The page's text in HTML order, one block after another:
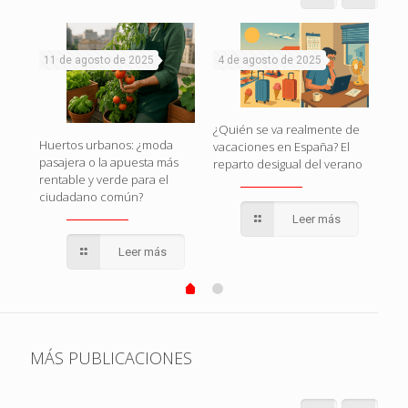
11 de agosto de 2025
Huertos urbanos: ¿moda
pasajera o la apuesta más
rentable y verde para el
ciudadano común?
Leer más
4 de agosto de 2025
¿Quién se va realmente de
vacaciones en España? El
reparto desigual del verano
Leer más
MÁS PUBLICACIONES